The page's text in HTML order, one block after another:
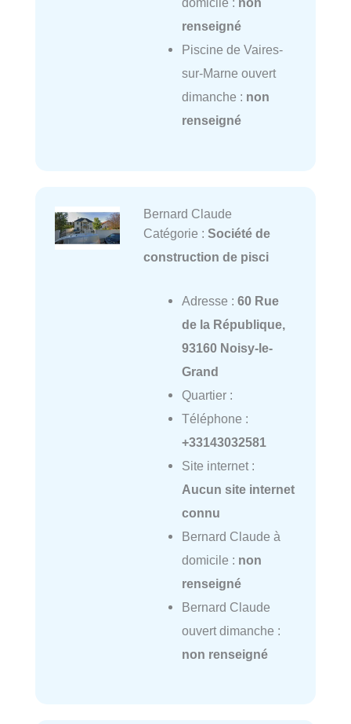
renseigné
Piscine de Vaires-
sur-Marne ouvert
dimanche : non
renseigné
Bernard Claude
Catégorie : Société de
construction de pisci
Adresse : 60 Rue
de la République,
93160 Noisy-le-
Grand
Quartier :
Téléphone :
+33143032581
Site internet :
Aucun site internet
connu
Bernard Claude à
domicile : non
renseigné
Bernard Claude
ouvert dimanche :
non renseigné